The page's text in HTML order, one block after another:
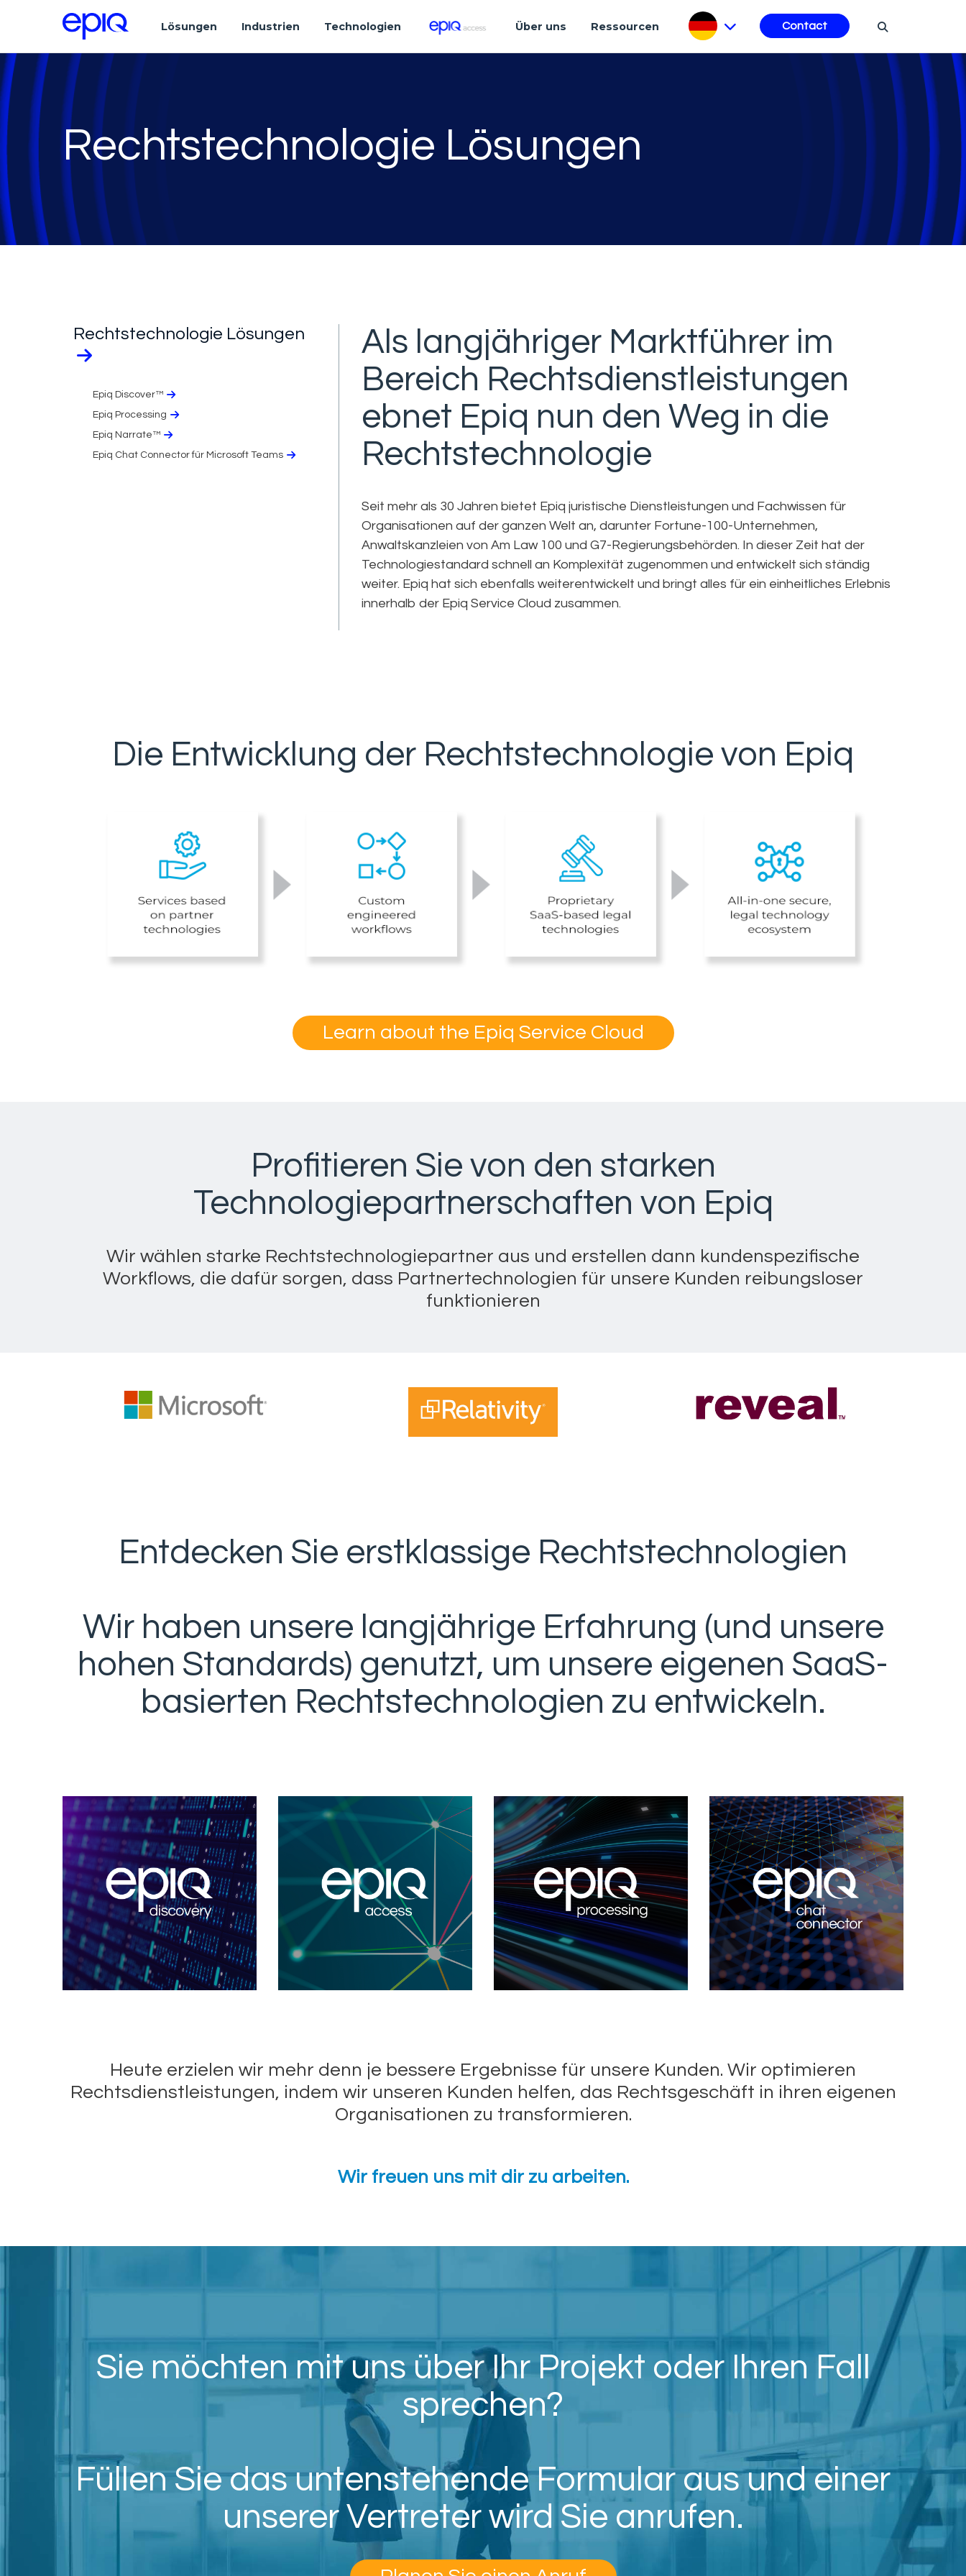
Lösungen Industrien Technologien Über uns Ressourcen Contact
Rechtstechnologie Lösungen
Rechtstechnologie Lösungen
Epiq Discover™
Epiq Processing
Epiq Narrate™
Epiq Chat Connector für Microsoft Teams
Als langjähriger Marktführer im
Bereich Rechtsdienstleistungen
ebnet Epiq nun den Weg in die
Rechtstechnologie
Seit mehr als 30 Jahren bietet Epiq juristische Dienstleistungen und Fachwissen für
Organisationen auf der ganzen Welt an, darunter Fortune-100-Unternehmen,
Anwaltskanzleien von Am Law 100 und G7-Regierungsbehörden. In dieser Zeit hat der
Technologiestandard schnell an Komplexität zugenommen und entwickelt sich ständig
weiter. Epiq hat sich ebenfalls weiterentwickelt und bringt alles für ein einheitliches Erlebnis
innerhalb der Epiq Service Cloud zusammen.
Die Entwicklung der Rechtstechnologie von Epiq
Learn about the Epiq Service Cloud
Profitieren Sie von den starken
Technologiepartnerschaften von Epiq
Wir wählen starke Rechtstechnologiepartner aus und erstellen dann kundenspezifische
Workflows, die dafür sorgen, dass Partnertechnologien für unsere Kunden reibungsloser
funktionieren
Entdecken Sie erstklassige Rechtstechnologien
Wir haben unsere langjährige Erfahrung (und unsere
hohen Standards) genutzt, um unsere eigenen SaaS-
basierten Rechtstechnologien zu entwickeln.
Heute erzielen wir mehr denn je bessere Ergebnisse für unsere Kunden. Wir optimieren
Rechtsdienstleistungen, indem wir unseren Kunden helfen, das Rechtsgeschäft in ihren eigenen
Organisationen zu transformieren.
Wir freuen uns mit dir zu arbeiten.
Sie möchten mit uns über Ihr Projekt oder Ihren Fall
sprechen?
Füllen Sie das untenstehende Formular aus und einer
unserer Vertreter wird Sie anrufen.